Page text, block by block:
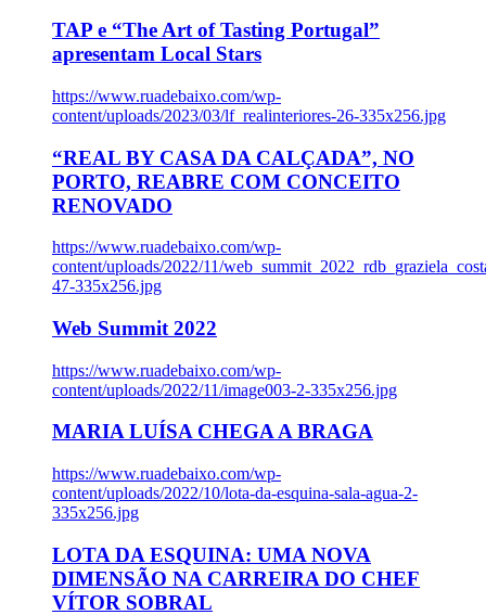
TAP e “The Art of Tasting Portugal”
apresentam Local Stars
https://www.ruadebaixo.com/wp-
content/uploads/2023/03/lf_realinteriores-26-335x256.jpg
“REAL BY CASA DA CALÇADA”, NO
PORTO, REABRE COM CONCEITO
RENOVADO
https://www.ruadebaixo.com/wp-
content/uploads/2022/11/
47-335x256.jpg
Web Summit 2022
https://www.ruadebaixo.com/wp-
content/uploads/2022/11/image003-2-335x256.jpg
MARIA LUÍSA CHEGA A BRAGA
https://www.ruadebaixo.com/wp-
content/uploads/2022/10/lota-da-esquina-sala-agua-2-
335x256.jpg
LOTA DA ESQUINA: UMA NOVA
DIMENSÃO NA CARREIRA DO CHEF
VÍTOR SOBRAL